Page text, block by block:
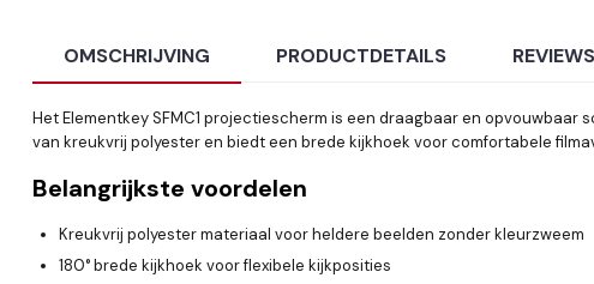
OMSCHRIJVING PRODUCTDETAILS REVIEWS
Het Elementkey SFMC1 projectiescherm is een draagbaar en
van kreukvrij polyester en biedt een brede kijkhoek voor comfortabele
Belangrijkste voordelen
Kreukvrij polyester materiaal voor heldere beelden zonder kleurzweem
180° brede kijkhoek voor flexibele kijkposities